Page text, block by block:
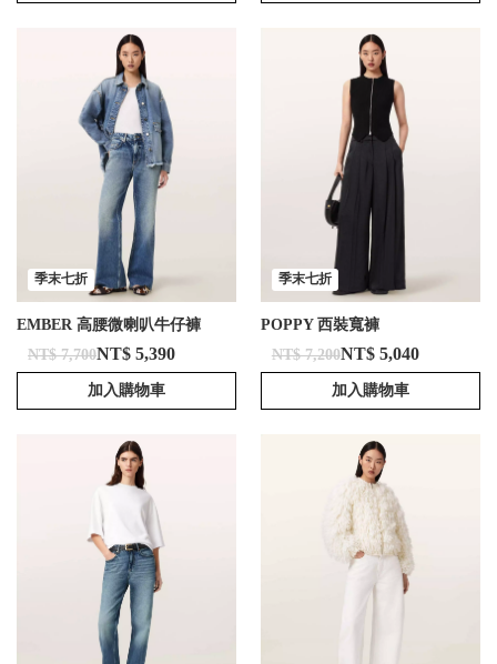
季末七折
EMBER 高腰微喇叭牛仔褲
NT$ 7,700NT$ 5,390
加入購物車
季末七折
POPPY 西裝寬褲
NT$ 7,200NT$ 5,040
加入購物車